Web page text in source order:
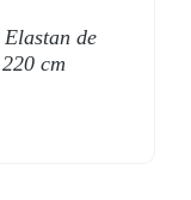
de
cm